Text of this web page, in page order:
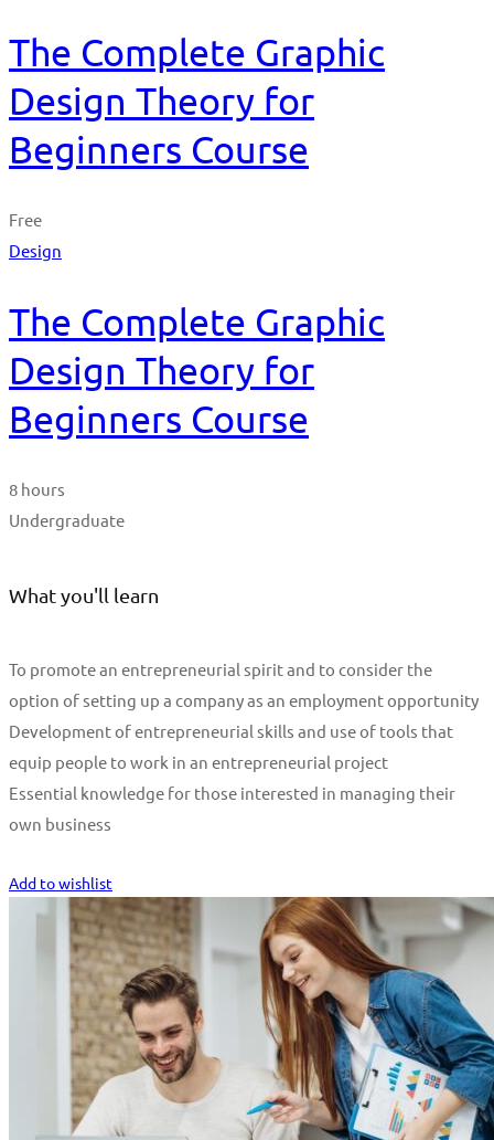
The Complete Graphic
Design Theory for
Beginners Course
Free
Design
The Complete Graphic
Design Theory for
Beginners Course
8 hours
Undergraduate
What you'll learn
To promote an entrepreneurial spirit and to consider the
option of setting up a company as an employment opportunity
Development of entrepreneurial skills and use of tools that
equip people to work in an entrepreneurial project
Essential knowledge for those interested in managing their
own business
Add to wishlist